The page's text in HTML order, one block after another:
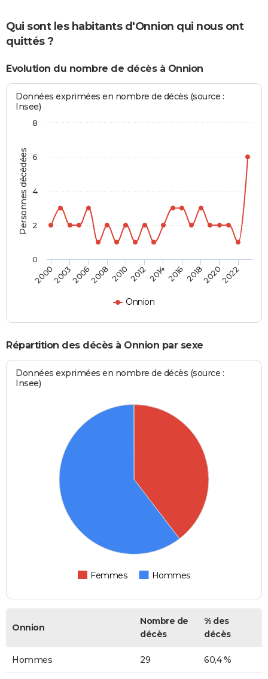
Qui sont les habitants d'Onnion qui nous ont
quittés ?
Evolution du nombre de décès à Onnion
Personnes décédées
Données exprimées en nombre de décès (source :
Insee)
Onnion
20002003200620082010201220142016201820202022
0
2
4
6
8
Répartition des décès à Onnion par sexe
Données exprimées en nombre de décès (source :
Insee)
Femmes Hommes
Onnion
Nombre de
décès
% des
décès
Hommes 29 60,4 %